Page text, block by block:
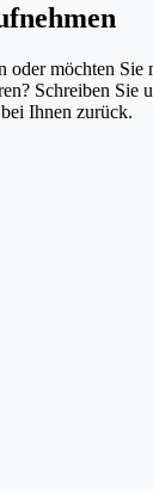
oder möchten Sie
Schreiben Sie
Ihnen zurück.